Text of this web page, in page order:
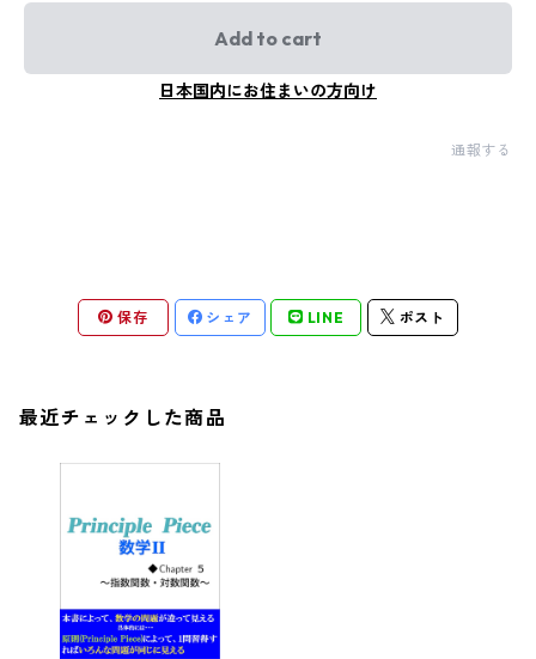
Add to cart
日本国内にお住まいの方向け
通報する
保存 シェア LINE ポスト
最近チェックした商品